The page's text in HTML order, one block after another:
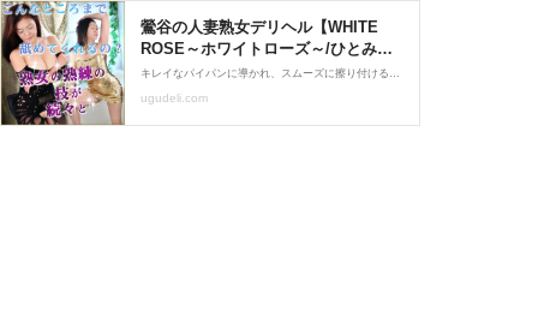
鶯谷の人妻熟女デリヘル【WHITE
ROSE～ホワイトローズ～/ひとみ
(54)】口コミ体験レポ/棒そじっくり
焦らしたあとは尻穴に・・・熟練嬢
キレイなパイパンに導かれ、スムーズに擦り付けると圧の意外な強さに驚きました。 一心不乱に腰を擦り上げると、あっけなくフィニッシュ。 ここで一旦小休止に入り、嬢としばし雑談タイム。 10分ほど休み、「じゃあ、もう一回頑張ろうか」と言われて、相棒を見るとまだぐったりしてるので、「これは無理かな。。」と思っていたが、思ってる間にぱっくり咥えられた。
ugudeli.com